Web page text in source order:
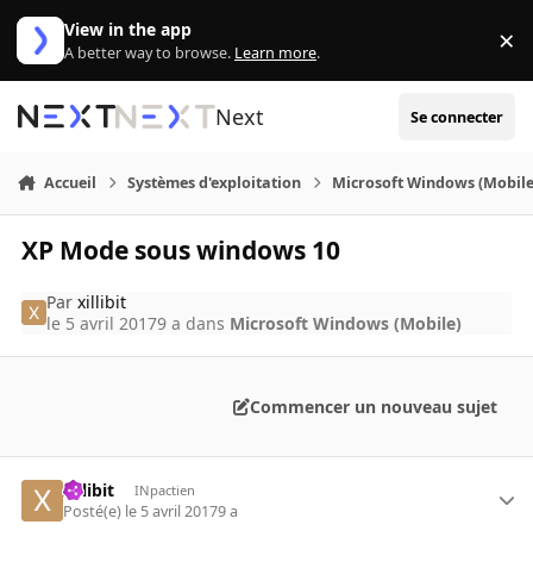
Aller au contenu
View in the app
A better way to browse. Learn more. ×
Next Se connecter
Accueil Systèmes d'exploitation Microsoft Windows
XP Mode sous windows 10
Parxillibit
le 5 avril 20179 a dans Microsoft Windows (Mobile)
Commencer un nouveau sujet
xillibit INpactien
Posté(e) le 5 avril 20179 a